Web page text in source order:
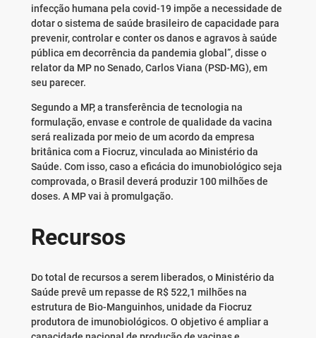
infecção humana pela covid-19 impõe a necessidade de
dotar o sistema de saúde brasileiro de capacidade para
prevenir, controlar e conter os danos e agravos à saúde
pública em decorrência da pandemia global”, disse o
relator da MP no Senado, Carlos Viana (PSD-MG), em
seu parecer.
Segundo a MP, a transferência de tecnologia na
formulação, envase e controle de qualidade da vacina
será realizada por meio de um acordo da empresa
britânica com a Fiocruz, vinculada ao Ministério da
Saúde. Com isso, caso a eficácia do imunobiológico seja
comprovada, o Brasil deverá produzir 100 milhões de
doses. A MP vai à promulgação.
Recursos
Do total de recursos a serem liberados, o Ministério da
Saúde prevê um repasse de R$ 522,1 milhões na
estrutura de Bio-Manguinhos, unidade da Fiocruz
produtora de imunobiológicos. O objetivo é ampliar a